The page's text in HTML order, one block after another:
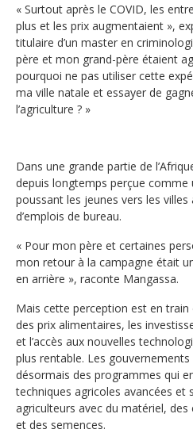
« Surtout après le COVID, les
plus et les prix augmentaient »,
titulaire d’un master en
père et mon grand-père étaient
pourquoi ne pas utiliser cette
ma ville natale et essayer de
l’agriculture ? »
Dans une grande partie de
depuis longtemps perçue comme
poussant les jeunes vers les villes
d’emplois de bureau.
« Pour mon père et certaines
mon retour à la campagne était
en arrière », raconte Mangassa.
Mais cette perception est en train
des prix alimentaires, les
et l’accès aux nouvelles
plus rentable. Les
désormais des programmes qui
techniques agricoles avancées et
agriculteurs avec du matériel, des
et des semences.